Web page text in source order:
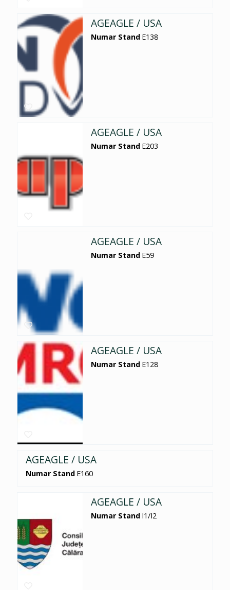
AGEAGLE / USA
Numar Stand E138
AGEAGLE / USA
Numar Stand E203
AGEAGLE / USA
Numar Stand E59
AGEAGLE / USA
Numar Stand E128
AGEAGLE / USA
Numar Stand E160
AGEAGLE / USA
Numar Stand I1/I2